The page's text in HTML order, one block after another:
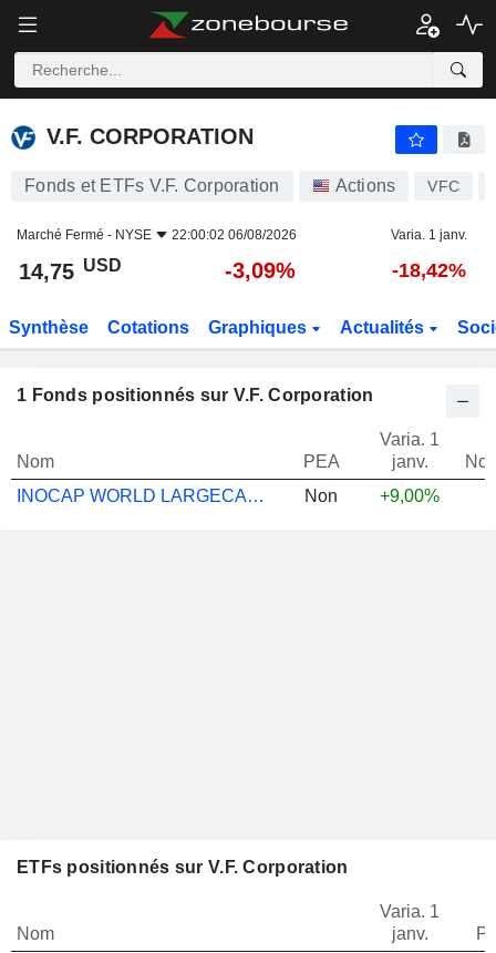
V.F. CORPORATION
V.F. CORPORATION
Fonds et ETFs V.F. Corporation Actions VFC
Marché Fermé - NYSE 22:00:02 06/08/2026 Varia. 1 janv.
14,75 USD -3,09% -18,42%
Synthèse Cotations Graphiques Actualités
1 Fonds positionnés sur V.F. Corporation
Nom PEA
Varia. 1
janv.
INOCAP WORLD LARGECAPS N
Non +9,00%
ETFs positionnés sur V.F. Corporation
Nom
Varia. 1
janv.